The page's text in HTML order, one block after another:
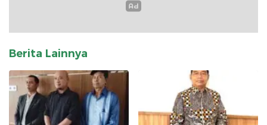
Berita Lainnya